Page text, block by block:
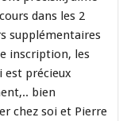
dans les 2
supplémentaires
inscription, les
est précieux
bien
chez soi et Pierre